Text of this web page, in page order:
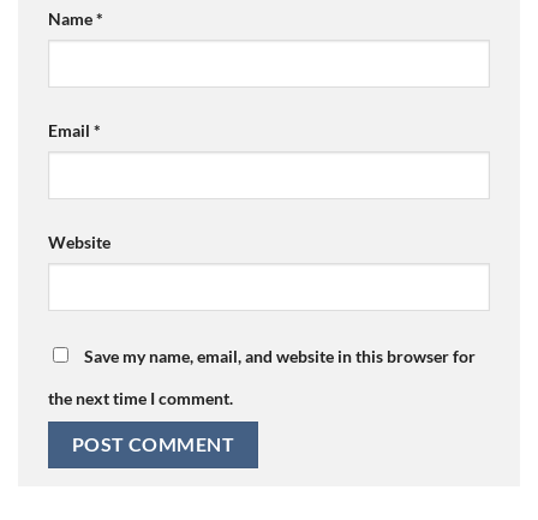
Name*
Email *
Website
Save my name, email, and website in this browser for
the next time I comment.